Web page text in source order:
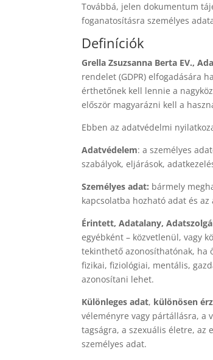
Továbbá, jelen dokumentum
foganatosításra személyes
Definíciók
Grella Zsuzsanna Berta EV.,
rendelet (GDPR) elfogadására
érthetőnek kell lennie a
először magyarázni kell a
Ebben az adatvédelmi
Adatvédelem: a személyes
szabályok, eljárások,
Személyes adat: bármely
kapcsolatba hozható adat és
Érintett, Adatalany,
egyébként – közvetlenül, vagy
tekinthető azonosíthatónak, ha
fizikai, fiziológiai, mentális,
azonosítani lehet.
Különleges adat, különösen
véleményre vagy pártállásra, a
tagságra, a szexuális életre, az
személyes adat.